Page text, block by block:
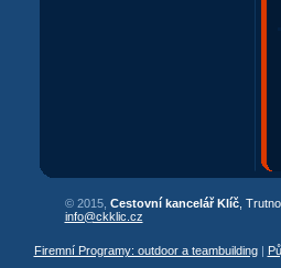
© 2015, Cestovní kancelář Klíč,
info@ckklic.cz
Firemní Programy: outdoor a teambuilding|